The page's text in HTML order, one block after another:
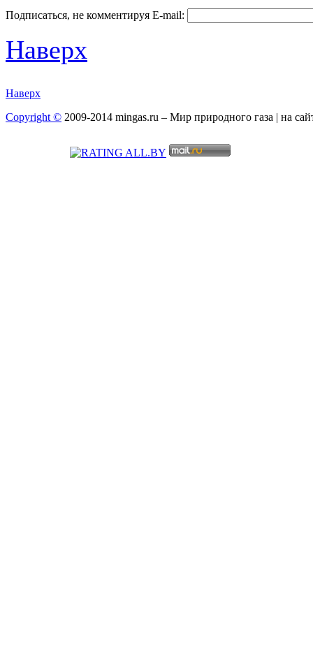
Подписаться, не комментируя E-mail:
Наверх
Наверх
Copyright © 2009-2014 mingas.ru – Мир природного газа | на